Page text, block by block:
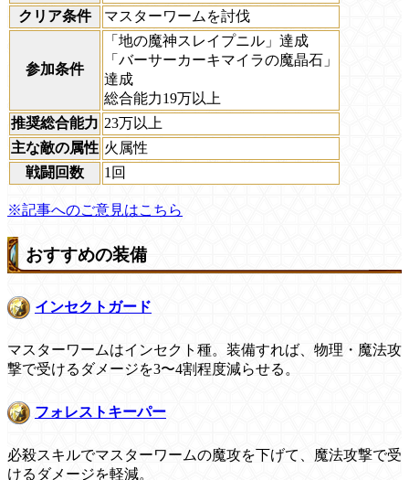
クリア条件
マスターワームを討伐
参加条件
「地の魔神スレイプニル」達成
「バーサーカーキマイラの魔晶石」
達成
総合能力19万以上
推奨総合能力 23万以上
主な敵の属性 火属性
戦闘回数
1回
※記事へのご意見はこちら
おすすめの装備
インセクトガード
マスターワームはインセクト種。装備すれば、物理・魔法攻
撃で受けるダメージを3〜4割程度減らせる。
フォレストキーパー
必殺スキルでマスターワームの魔攻を下げて、魔法攻撃で受
けるダメージを軽減。